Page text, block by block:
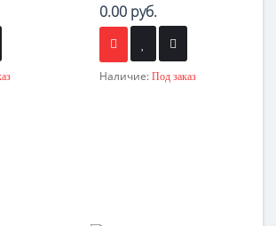
0.00 руб.
Наличие: Под заказ